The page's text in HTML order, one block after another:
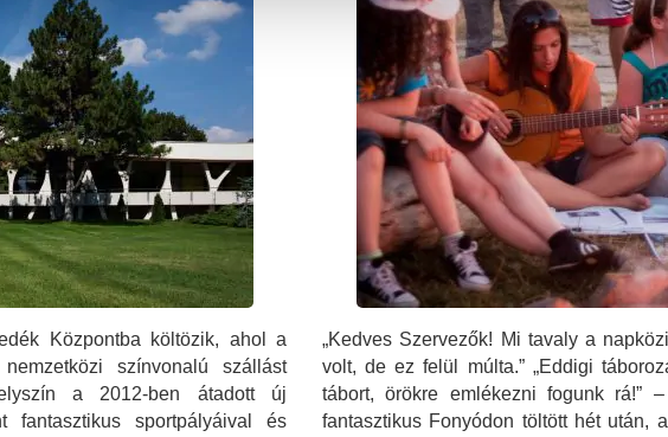
Központba költözik, ahol a
színvonalú szállást
a 2012-ben átadott új
fantasztikus sportpályáival és
„Kedves Szervezők! Mi tavaly a
volt, de ez felül múlta.” „Eddigi
tábort, örökre emlékezni fogunk rá!”
fantasztikus Fonyódon töltött hét után,